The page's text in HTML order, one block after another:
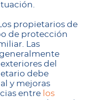
Los propietarios de
de protección
Las
del
debe
y mejoras
entre los